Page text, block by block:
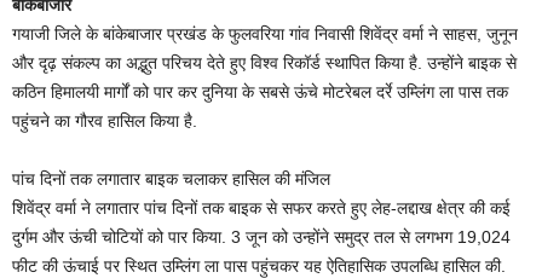
बांकेबाजार
गयाजी जिले के बांकेबाजार प्रखंड के फुलवरिया गांव निवासी शिवेंद्र वर्मा ने साहस, जुनून
और दृढ़ संकल्प का अद्भुत परिचय देते हुए विश्व रिकॉर्ड स्थापित किया है. उन्होंने बाइक से
कठिन हिमालयी मार्गों को पार कर दुनिया के सबसे ऊंचे मोटरेबल दर्रे उम्लिंग ला पास तक
पहुंचने का गौरव हासिल किया है.
पांच दिनों तक लगातार बाइक चलाकर हासिल की मंजिल
शिवेंद्र वर्मा ने लगातार पांच दिनों तक बाइक से सफर करते हुए लेह-लद्दाख क्षेत्र की कई
दुर्गम और ऊंची चोटियों को पार किया. 3 जून को उन्होंने समुद्र तल से लगभग 19,024
फीट की ऊंचाई पर स्थित उम्लिंग ला पास पहुंचकर यह ऐतिहासिक उपलब्धि हासिल की.